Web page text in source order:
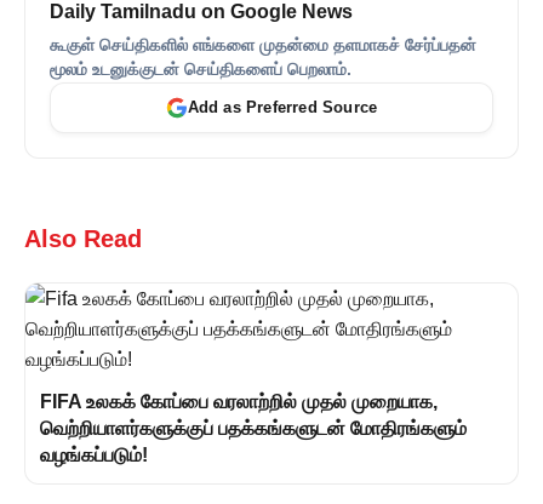
Daily Tamilnadu on Google News
கூகுள் செய்திகளில் எங்களை முதன்மை தளமாகச் சேர்ப்பதன்
மூலம் உடனுக்குடன் செய்திகளைப் பெறலாம்.
Add as Preferred Source
Also Read
FIFA உலகக் கோப்பை வரலாற்றில் முதல் முறையாக,
வெற்றியாளர்களுக்குப் பதக்கங்களுடன் மோதிரங்களும்
வழங்கப்படும்!